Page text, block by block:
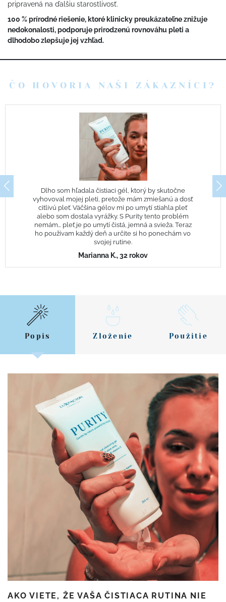
pripravená na ďalšiu starostlivosť.
100 % prírodné riešenie, ktoré klinicky preukázateľne znižuje
nedokonalosti, podporuje prirodzenú rovnováhu pleti a
dlhodobo zlepšuje jej vzhľad.
ČO HOVORIA NAŠI ZÁKAZNÍCI?
Dlho som hľadala čistiaci gél, ktorý by skutočne
vyhovoval mojej pleti, pretože mám zmiešanú a dosť
citlivú pleť. Väčšina gélov mi po umytí stiahla pleť
alebo som dostala vyrážky. S Purity tento problém
nemám… pleť je po umytí čistá, jemná a svieža. Teraz
ho používam každý deň a určite si ho ponechám vo
svojej rutine.
Marianna K., 32 rokov
Popis Zloženie Použitie
AKO VIETE, ŽE VAŠA ČISTIACA RUTINA NIE